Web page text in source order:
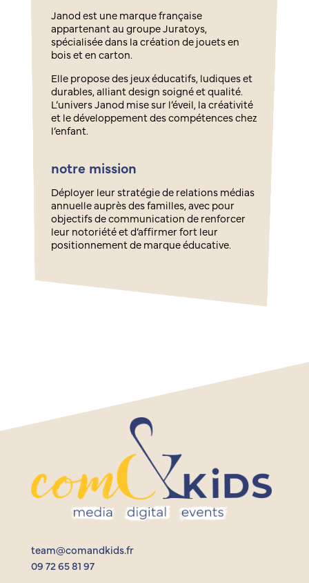
Janod est une marque française
appartenant au groupe Juratoys,
spécialisée dans la création de jouets en
bois et en carton.
Elle propose des jeux éducatifs, ludiques et
durables, alliant design soigné et qualité.
L’univers Janod mise sur l’éveil, la créativité
et le développement des compétences chez
l’enfant.
notre mission
Déployer leur stratégie de relations médias
annuelle auprès des familles, avec pour
objectifs de communication de renforcer
leur notoriété et d’affirmer fort leur
positionnement de marque éducative.
team@comandkids.fr
09 72 65 81 97